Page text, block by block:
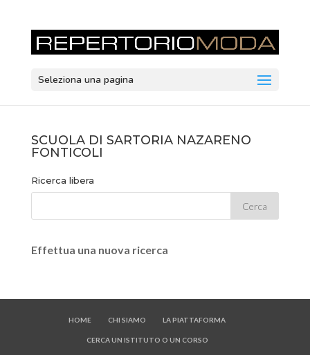
Seleziona una pagina
SCUOLA DI SARTORIA NAZARENO
FONTICOLI
Ricerca libera
Effettua una nuova ricerca
HOME CHI SIAMO LA PIATTAFORMA
CERCA UN ISTITUTO O UN CORSO